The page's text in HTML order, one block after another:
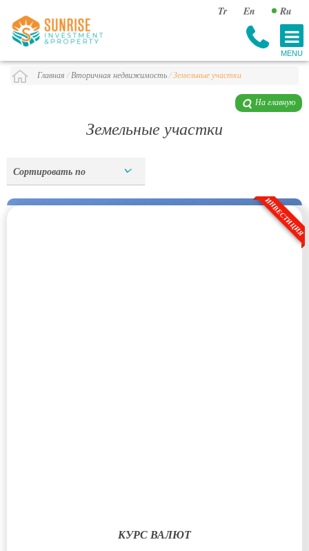
Tr En Ru
Главная / Вторичная недвижимость/Земельные участки
На главную
Земельные участки
Сортировать по
ИНВЕСТИЦИЯ
КУРС ВАЛЮТ